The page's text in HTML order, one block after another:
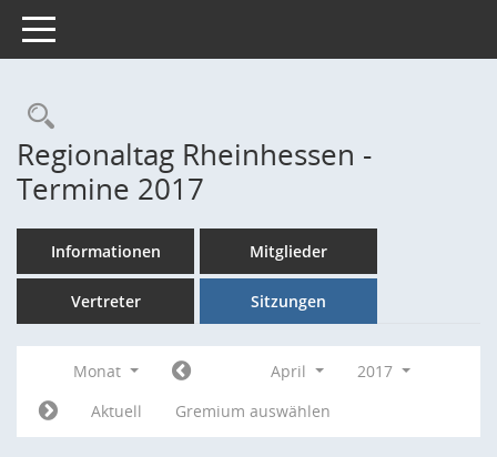
Toggle navigation
Rechercheauswahl
Regionaltag Rheinhessen -
Termine 2017
Informationen Mitglieder
Vertreter Sitzungen
Monat April
2017
Aktuell
Gremium auswählen